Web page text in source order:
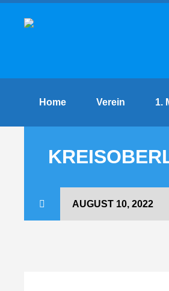
Home Verein 1.
AUGUST 10, 2022